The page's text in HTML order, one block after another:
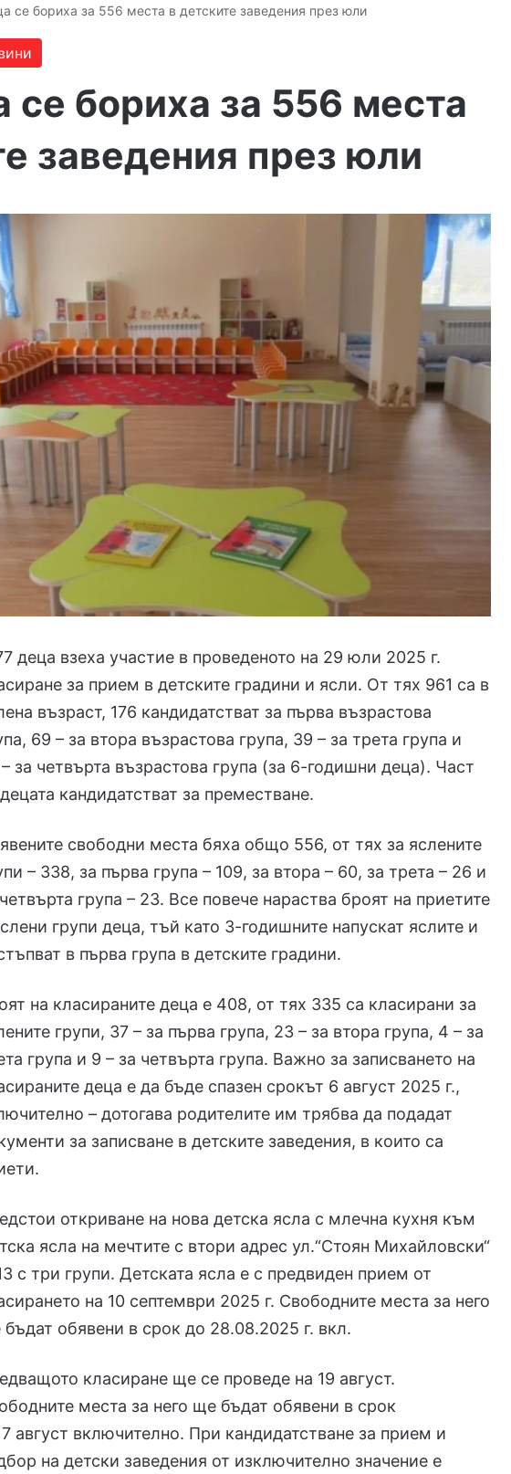
се бориха за 556 места в детските заведения през юли
се бориха за 556 места
заведения през юли
деца взеха участие в проведеното на 29 юли 2025 г.
за прием в детските градини и ясли. От тях 961 са в
възраст, 176 кандидатстват за първа възрастова
69 – за втора възрастова група, 39 – за трета група и
за четвърта възрастова група (за 6-годишни деца). Част
кандидатстват за преместване.
свободни места бяха общо 556, от тях за яслените
– 338, за първа група – 109, за втора – 60, за трета – 26 и
група – 23. Все повече нараства броят на приетите
групи деца, тъй като 3-годишните напускат яслите и
в първа група в детските градини.
на класираните деца е 408, от тях 335 са класирани за
групи, 37 – за първа група, 23 – за втора група, 4 – за
група и 9 – за четвърта група. Важно за записването на
деца е да бъде спазен срокът 6 август 2025 г.,
– дотогава родителите им трябва да подадат
за записване в детските заведения, в които са
откриване на нова детска ясла с млечна кухня към
ясла на мечтите с втори адрес ул.“Стоян Михайловски“
с три групи. Детската ясла е с предвиден прием от
на 10 септември 2025 г. Свободните места за него
обявени в срок до 28.08.2025 г. вкл.
класиране ще се проведе на 19 август.
места за него ще бъдат обявени в срок
август включително. При кандидатстване за прием и
на детски заведения от изключително значение е